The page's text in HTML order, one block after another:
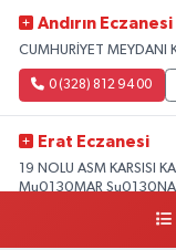
Andırın Eczanesi
CUMHURİYET MEYDANI
0 (328) 812 94 00
Erat Eczanesi
19 NOLU ASM KARSISI
Mu0130MAR